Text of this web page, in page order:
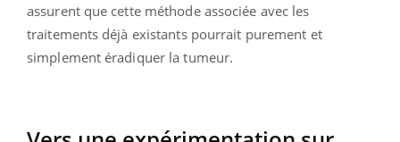
assurent que cette méthode associée avec les
traitements déjà existants pourrait purement et
simplement éradiquer la tumeur.